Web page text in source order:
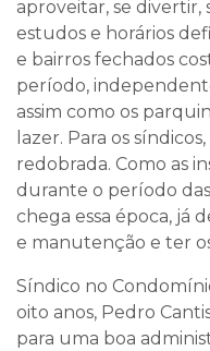
aproveitar, se divertir,
estudos e horários
e bairros fechados
período,
assim como os
lazer. Para os
redobrada. Como as
durante o período
chega essa época, já
e manutenção e ter
Síndico no
oito anos, Pedro
para uma boa